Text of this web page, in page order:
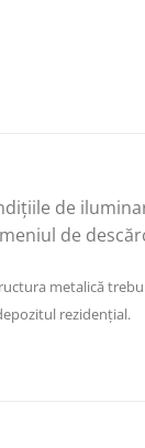
de
de
metalică
rezidențial.